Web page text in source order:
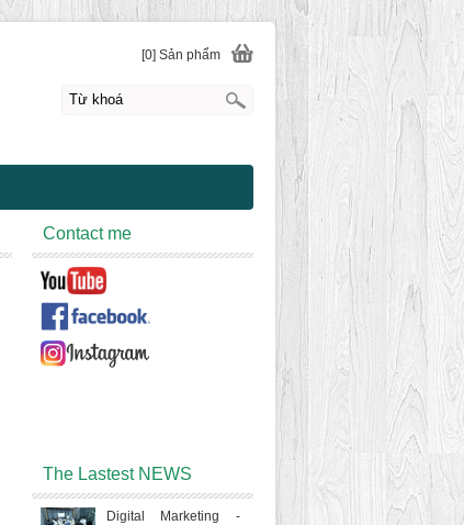
Contact me
The Lastest NEWS
Digital Marketing -
[0] Sản phẩm